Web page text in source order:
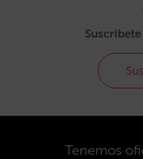
Tenemos